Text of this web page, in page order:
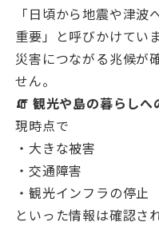
「日頃から地震や津
重要」と呼びかけてい
災害につながる兆候が
せん。
🧯 観光や島の暮らしへ
現時点で
・大きな被害
・交通障害
・観光インフラの停止
といった情報は確認さ